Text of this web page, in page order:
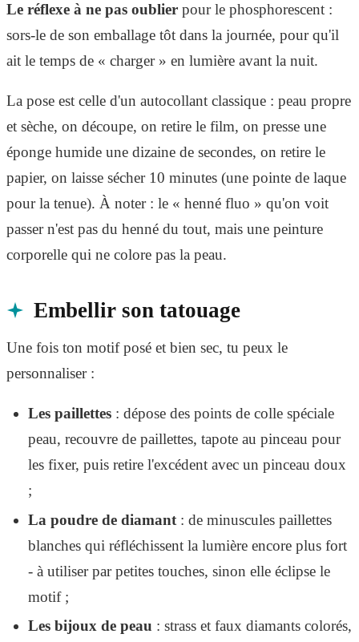
Le réflexe à ne pas oublier pour le phosphorescent :
sors-le de son emballage tôt dans la journée, pour qu'il
ait le temps de « charger » en lumière avant la nuit.
La pose est celle d'un autocollant classique : peau propre
et sèche, on découpe, on retire le film, on presse une
éponge humide une dizaine de secondes, on retire le
papier, on laisse sécher 10 minutes (une pointe de laque
pour la tenue). À noter : le « henné fluo » qu'on voit
passer n'est pas du henné du tout, mais une peinture
corporelle qui ne colore pas la peau.
Embellir son tatouage
Une fois ton motif posé et bien sec, tu peux le
personnaliser :
Les paillettes: dépose des points de colle spéciale
peau, recouvre de paillettes, tapote au pinceau pour
les fixer, puis retire l'excédent avec un pinceau doux
;
La poudre de diamant: de minuscules paillettes
blanches qui réfléchissent la lumière encore plus fort
- à utiliser par petites touches, sinon elle éclipse le
motif ;
Les bijoux de peau : strass et faux diamants colorés,